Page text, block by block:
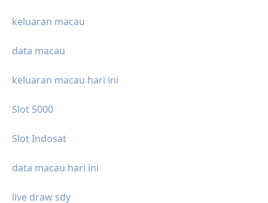
keluaran macau
data macau
keluaran macau hari ini
Slot 5000
Slot Indosat
data macau hari ini
live draw sdy